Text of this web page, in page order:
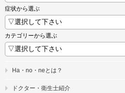
症状から選ぶ
カテゴリーから選ぶ
Ha・no・neとは？
ドクター・衛生士紹介